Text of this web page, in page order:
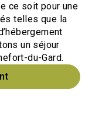
ce soit pour une
telles que la
un séjour
du-Gard.